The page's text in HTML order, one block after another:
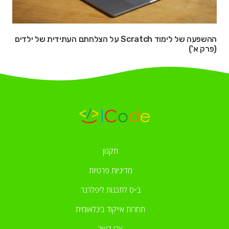
ההשפעה של לימוד Scratch על הצלחתם העתידית של ילדים
(פרק א')
תקנון
מדיניות פרטיות
ב״ס לתכנות ליפלרנר
תחרות אייקוד בינלאומית